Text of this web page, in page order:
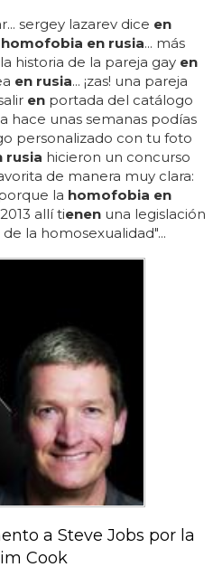
sergey lazarev dice en
homofobia en rusia... más
la historia de la pareja gay en
en rusia... ¡zas! una pareja
en portada del catálogo
hace unas semanas podías
personalizado con tu foto
rusia hicieron un concurso
de manera muy clara:
la homofobia en
allí tienen una legislación
la homosexualidad"...
a Steve Jobs por la
Cook